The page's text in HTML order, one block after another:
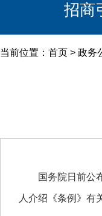
招商
当前位置： 首页 > 政务
国务院日前公布
人介绍《条例》有